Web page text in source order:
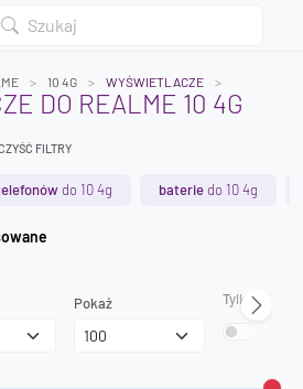
Szukaj
koszyk jest pusty
10 4G WYŚWIETLACZE
DO REALME 10 4G
FILTRY
do 10 4g baterie do 10 4g
Pokaż Tylko